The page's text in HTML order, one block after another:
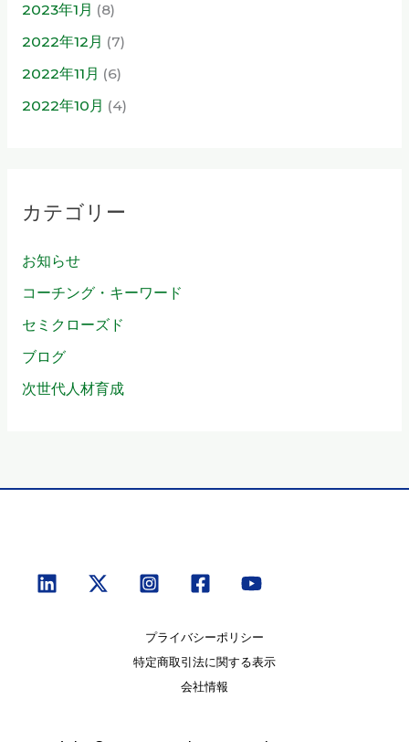
2023年1月 (8)
2022年12月 (7)
2022年11月 (6)
2022年10月 (4)
カテゴリー
お知らせ
コーチング・キーワード
セミクローズド
ブログ
次世代人材育成
プライバシーポリシー
特定商取引法に関する表示
会社情報